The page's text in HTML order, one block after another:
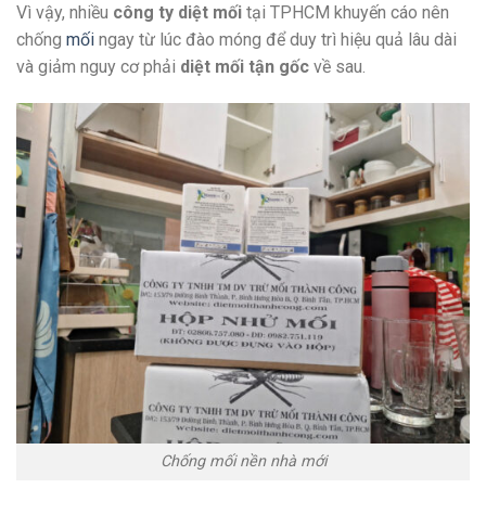
Vì vậy, nhiều công ty diệt mối tại TPHCM khuyến cáo nên
chống mối ngay từ lúc đào móng để duy trì hiệu quả lâu dài
và giảm nguy cơ phải diệt mối tận gốc về sau.
Chống mối nền nhà mới